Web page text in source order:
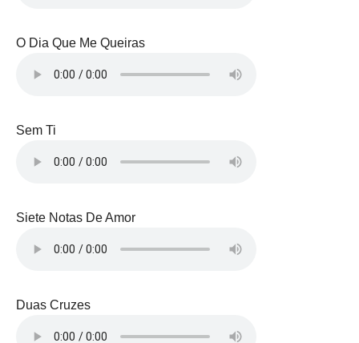
O Dia Que Me Queiras
Sem Ti
Siete Notas De Amor
Duas Cruzes